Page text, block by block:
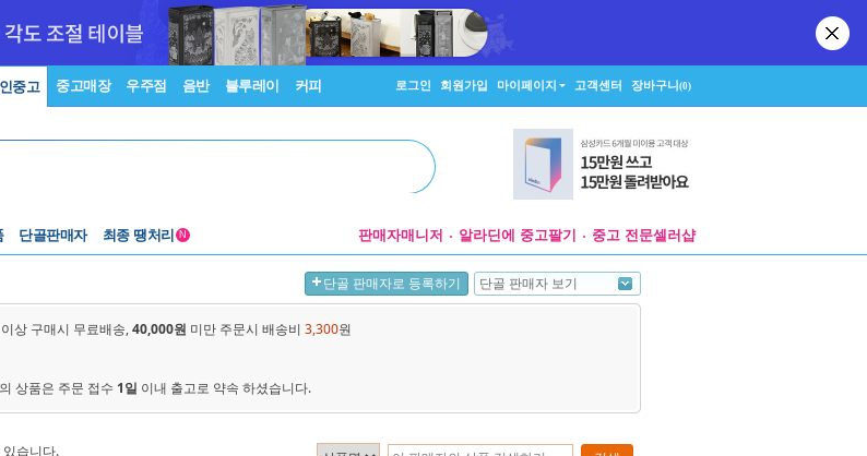
중고 중고매장 우주점 음반 블루레이 커피 로그인 회원가입 마이페이지 고객센터 장바구니(0)
단골판매자 최종 땡처리 N 판매자매니저 알라딘에 중고팔기 중고 전문셀러샵
단골 판매자로 등록하기 단골 판매자 보기
상 구매시 무료배송,40,000원 미만 주문시 배송비 3,300원
상품은 주문 접수 1일 이내 출고로 약속 하셨습니다.
습니다.